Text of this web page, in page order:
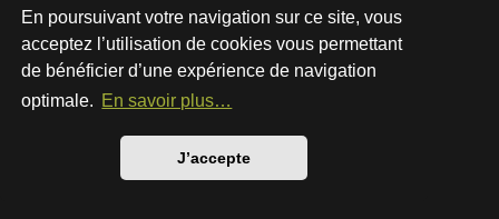
En poursuivant votre navigation sur ce site, vous
acceptez l’utilisation de cookies vous permettant
de bénéficier d’une expérience de navigation
optimale. En savoir plus…
J’accepte
Développé parphpBB® Forum Software © phpBB Limited
Style par
Traduction française officielle